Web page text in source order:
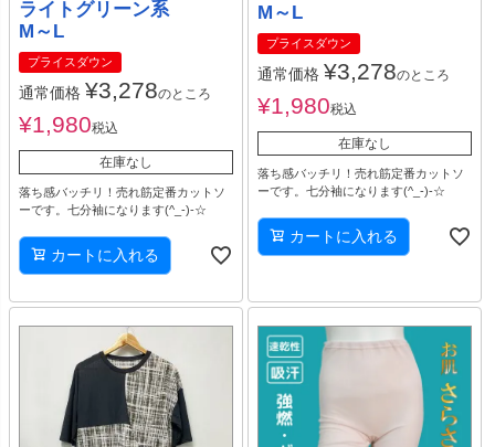
ライトグリーン系
M～L
プライスダウン
通常価格 ¥3,278のところ
¥1,980税込
在庫なし
落ち感バッチリ！売れ筋定番カットソ
ーです。七分袖になります(^_-)-☆
カートに入れる
M～L
プライスダウン
通常価格 ¥3,278のところ
¥1,980税込
在庫なし
落ち感バッチリ！売れ筋定番カットソ
ーです。七分袖になります(^_-)-☆
カートに入れる